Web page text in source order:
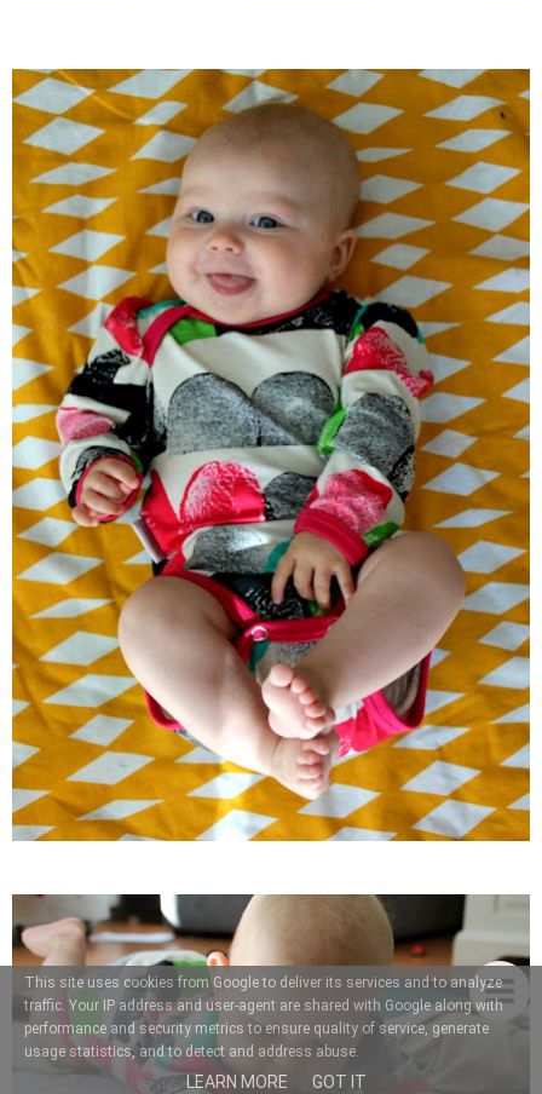
This site uses cookies from Google to deliver its services and to analyze
traffic. Your IP address and user-agent are shared with Google along with
performance and security metrics to ensure quality of service, generate
usage statistics, and to detect and address abuse.
LEARN MORE GOT IT